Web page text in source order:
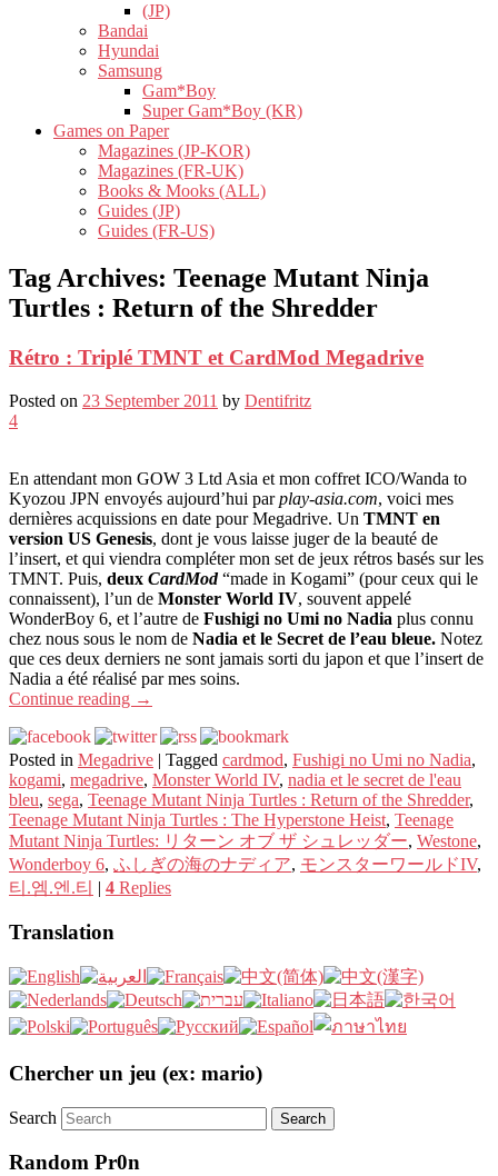
(JP)
Bandai
Hyundai
Samsung
Gam*Boy
Super Gam*Boy (KR)
Games on Paper
Magazines (JP-KOR)
Magazines (FR-UK)
Books & Mooks (ALL)
Guides (JP)
Guides (FR-US)
Tag Archives: Teenage Mutant Ninja
Turtles : Return of the Shredder
Rétro : Triplé TMNT et CardMod Megadrive
Posted on 23 September 2011 by Dentifritz
4
En attendant mon GOW 3 Ltd Asia et mon coffret ICO/Wanda to
Kyozou JPN envoyés aujourd’hui parplay-asia.com, voici mes
dernières acquissions en date pour Megadrive. Un TMNT en
version US Genesis, dont je vous laisse juger de la beauté de
l’insert, et qui viendra compléter mon set de jeux rétros basés sur les
TMNT. Puis, deux CardMod“made in Kogami” (pour ceux qui le
connaissent), l’un de Monster World IV, souvent appelé
WonderBoy 6, et l’autre de Fushigi no Umi no Nadia plus connu
chez nous sous le nom de Nadia et le Secret de l’eau bleue. Notez
que ces deux derniers ne sont jamais sorti du japon et que l’insert de
Nadia a été réalisé par mes soins.
Continue reading →
Posted in Megadrive | Tagged cardmod, Fushigi no Umi no Nadia,
kogami, megadrive, Monster World IV, nadia et le secret de l'eau
bleu, sega, Teenage Mutant Ninja Turtles : Return of the Shredder,
Teenage Mutant Ninja Turtles : The Hyperstone Heist, Teenage
Mutant Ninja Turtles: リターン オブ ザ シュレッダー, Westone,
Wonderboy 6, ふしぎの海のナディア, モンスターワールドIV,
티.엠.엔.티 | 4 Replies
Translation
Chercher un jeu (ex: mario)
Search
Random Pr0n